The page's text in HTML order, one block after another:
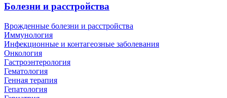
Болезни и расстройства
Врожденные болезни и расстройства
Иммунология
Инфекционные и контагеозные заболевания
Онкология
Гастроэнтерология
Гематология
Генная терапия
Гепатология